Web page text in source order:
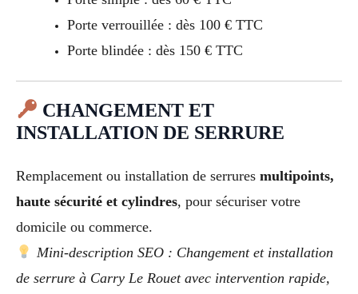
Porte verrouillée : dès 100 € TTC
Porte blindée : dès 150 € TTC
CHANGEMENT ET
INSTALLATION DE SERRURE
Remplacement ou installation de serrures multipoints,
haute sécurité et cylindres, pour sécuriser votre
domicile ou commerce.
Mini-description SEO : Changement et installation
de serrure à Carry Le Rouet avec intervention rapide,